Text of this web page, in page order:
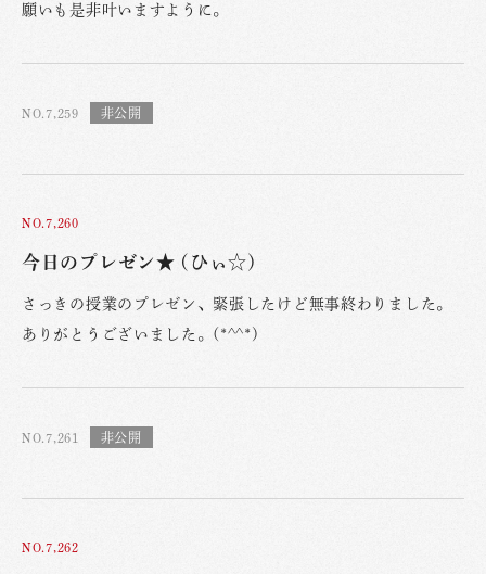
願いも是非叶いますように。
NO.7,259
NO.7,260
今日のプレゼン★ (ひぃ☆)
さっきの授業のプレゼン、緊張したけど無事終わりました。
ありがとうございました。(*^^*)
NO.7,261
NO.7,262